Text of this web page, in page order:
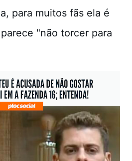
para muitos fãs ela é
"não torcer para